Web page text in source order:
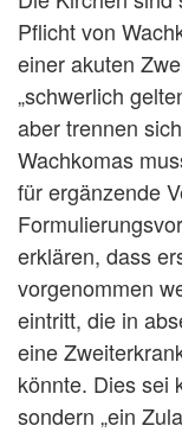
Pflicht von
einer akuten
„schwerlich
aber trennen
Wachkomas
für ergänzende
erklären, dass
vorgenommen
eintritt, die in
eine
könnte. Dies sei
sondern „ein